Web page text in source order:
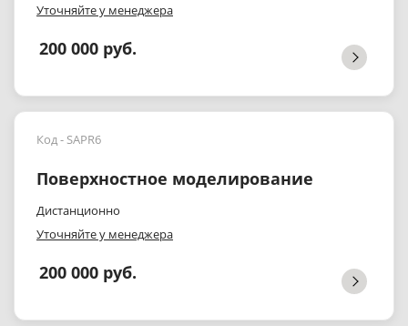
Уточняйте у менеджера
200 000 руб.
Код - SAPR6
Поверхностное моделирование
Дистанционно
Уточняйте у менеджера
200 000 руб.